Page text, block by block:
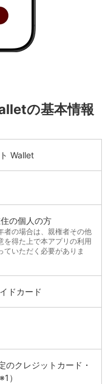
の基本情報
Wallet
の個人の方
者の場合は、親権者その他
を得た上で本アプリの利用
ていただく必要がありま
ドカード
のクレジットカード・
）